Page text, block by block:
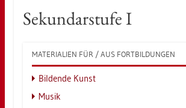
Se­kun­dar­stu­fe I
MA­TE­RIA­LI­EN FÜR / AUS FORT­BIL­DUN­GEN
Bil­den­de Kunst
Musik